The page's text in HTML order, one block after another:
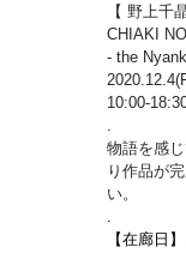
【 野上千
CHIAKI
- the
10:00-
物語を感
り作品が
い。
【在廊日